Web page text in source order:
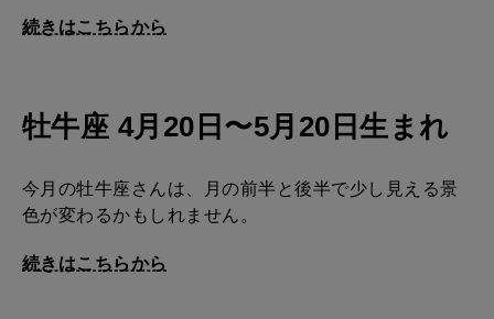
2026年3月号「スイーツ予想図 2026」
2026年1月号「猫がいれば、幸せ」
2025年12月号「お酒の新常識。」
0
続きはこちらから
牡牛座 4月20日〜5月20日生まれ
今月の牡牛座さんは、月の前半と後半で少し見える景
色が変わるかもしれません。
続きはこちらから